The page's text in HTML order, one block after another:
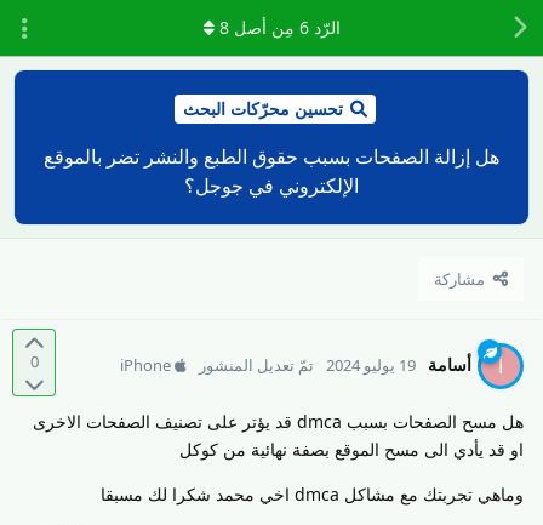
تحسين محرّكات البحث
هل إزالة الصفحات بسبب حقوق الطبع والنشر تضر بالموقع
الإلكتروني في جوجل؟
مشاركة
الرّد6 مِن أصل8
0 أ أسامة 19 يوليو 2024 تمّ تعديل المنشور iPhone
هل مسح الصفحات بسبب dmca قد يؤتر على تصنيف الصفحات الاخرى
او قد يأدي الى مسح الموقع بصفة نهائية من كوكل
وماهي تجربتك مع مشاكل dmca اخي محمد شكرا لك مسبقا